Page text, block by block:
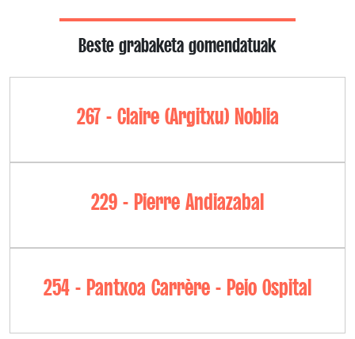
Beste grabaketa gomendatuak
267 - Claire (Argitxu) Noblia
229 - Pierre Andiazabal
254 - Pantxoa Carrère - Peio Ospital